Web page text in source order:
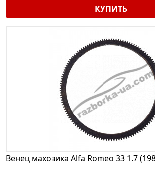
КУПИТЬ
Венец маховика Alfa Romeo 33 1.7